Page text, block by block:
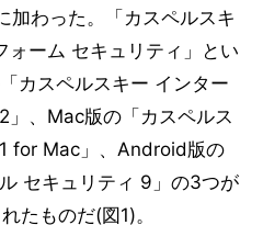
加わった。「カスペルスキ
ォーム セキュリティ」とい
カスペルスキー インター
」、Mac版の「カスペルス
for Mac」、Android版の
セキュリティ 9」の3つが
たものだ(図1)。